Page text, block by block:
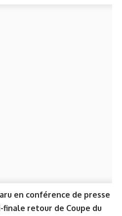
en conférence de presse
retour de Coupe du